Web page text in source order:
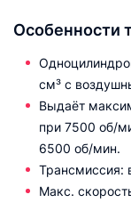
Особенности
см³ с
Выдаёт
при 7500 об/
6500 об/мин.
Трансмиссия:
Макс.